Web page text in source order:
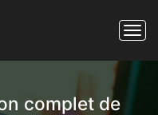
Aperçu
complet de